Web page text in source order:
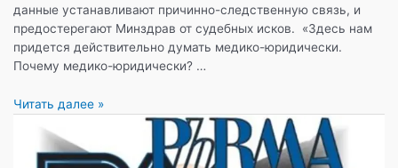
данные устанавливают причинно-следственную связь, и
предостерегают Минздрав от судебных исков. «Здесь нам
придется действительно думать медико-юридически.
Почему медико-юридически? …
Тайное
явным.
Минздрав
Читать далее »